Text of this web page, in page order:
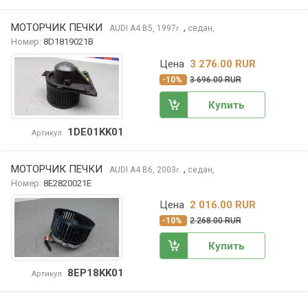
МОТОРЧИК ПЕЧКИ AUDI A4 B5, 1997г. , седан,
Номер: 8D1819021B
Артикул 1DE01KK01
Цена 3 276.00 RUR
-10% 3 696.00 RUR
Купить
МОТОРЧИК ПЕЧКИ AUDI A4 B6, 2003г. , седан,
Номер: 8E2820021E
Артикул 8EP18KK01
Цена 2 016.00 RUR
-10% 2 268.00 RUR
Купить